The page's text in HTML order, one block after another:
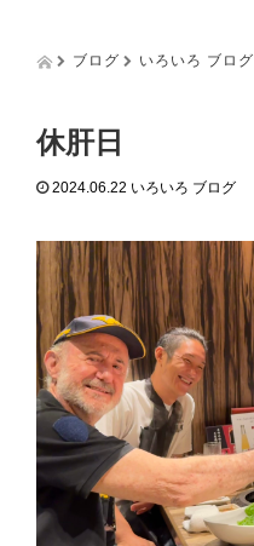
ブログ いろいろ ブログ
休肝日
2024.06.22 いろいろ ブログ